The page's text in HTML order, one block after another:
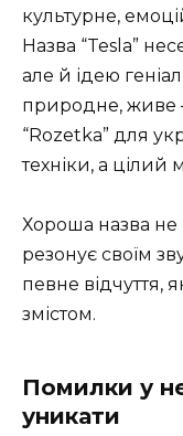
культурне,
Назва “Tesla”
але й ідею
природне, живе
“Rozetka” для
техніки, а цілий
Хороша назва не
резонує своїм
певне відчуття,
змістом.
Помилки у
уникати